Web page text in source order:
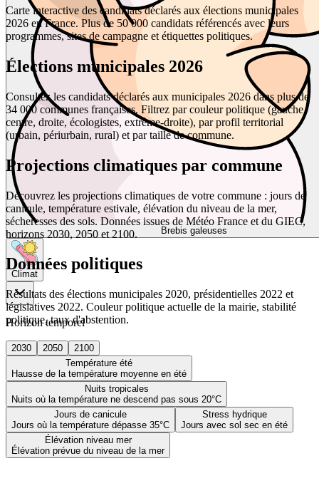
Brebis galeuses
Climat
Horizon temporel
2030 2050
2100
Température été
Hausse de la température moyenne en été
Nuits tropicales
Nuits où la température ne descend pas sous 20°C
Jours de canicule
Jours où la température dépasse 35°C
Stress hydrique
Jours avec sol sec en été
Élévation niveau mer
Élévation prévue du niveau de la mer
Carte interactive des candidats déclarés aux élections municipales
2026 en France. Plus de 50 000 candidats référencés avec leurs
programmes, sites de campagne et étiquettes politiques.
Élections municipales 2026
Consultez les candidats déclarés aux municipales 2026 dans plus de
34 000 communes françaises. Filtrez par couleur politique (gauche,
centre, droite, écologistes, extrême-droite), par profil territorial
(urbain, périurbain, rural) et par taille de commune.
Projections climatiques par commune
Découvrez les projections climatiques de votre commune : jours de
canicule, température estivale, élévation du niveau de la mer,
sécheresses des sols. Données issues de Météo France et du GIEC,
horizons 2030, 2050 et 2100.
Données politiques
Résultats des élections municipales 2020, présidentielles 2022 et
législatives 2022. Couleur politique actuelle de la mairie, stabilité
politique, taux d'abstention.